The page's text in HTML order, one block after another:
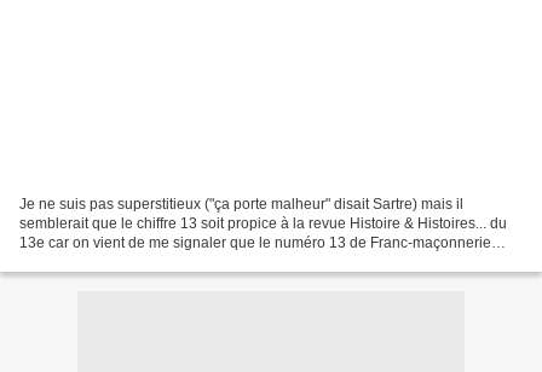
Je ne suis pas superstitieux ("ça porte malheur" disait Sartre) mais il
semblerait que le chiffre 13 soit propice à la revue Histoire & Histoires... du
13e car on vient de me signaler que le numéro 13 de Franc-maçonnerie